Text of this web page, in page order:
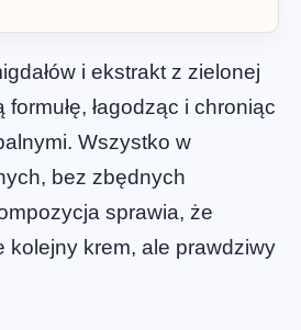
i ekstrakt z zielonej
formułę, łagodząc i chroniąc
Wszystko w
bez zbędnych
sprawia, że
kolejny krem, ale prawdziwy